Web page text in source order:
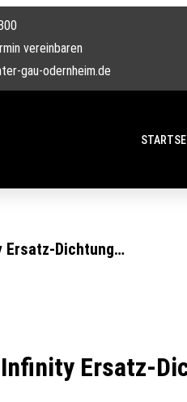
vereinbaren
gau-odernheim.de
Ersatz-Dichtung…
Ersatz-